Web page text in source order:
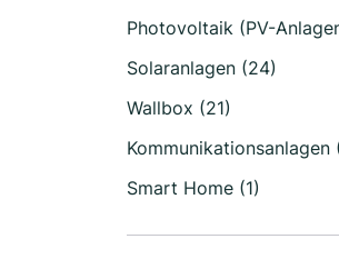
Photovoltaik (PV-
Solaranlagen (24)
Wallbox (21)
Kommunikationsanlagen
Smart Home (1)